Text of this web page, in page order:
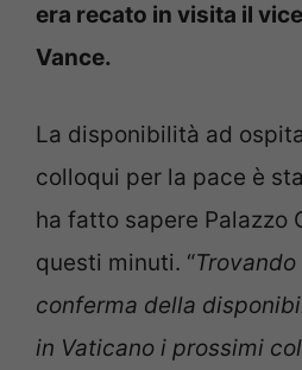
era recato in visita il
Vance.
La disponibilità ad
colloqui per la pace è
ha fatto sapere Palazzo
questi minuti. “
conferma della
in Vaticano i prossimi